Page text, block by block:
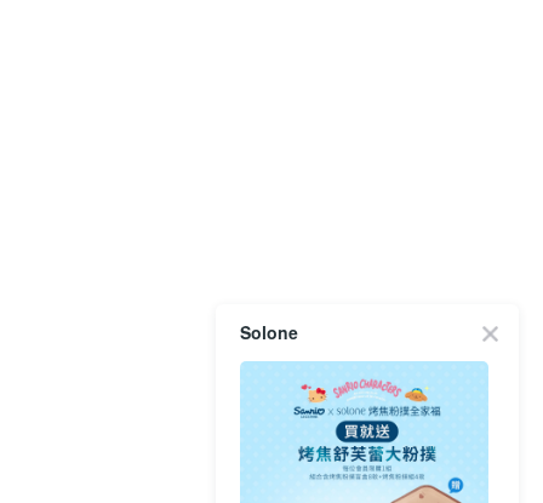
Solone